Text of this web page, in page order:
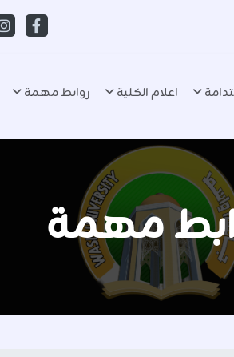
اعلام الكلية روابط مهمة
مهمة